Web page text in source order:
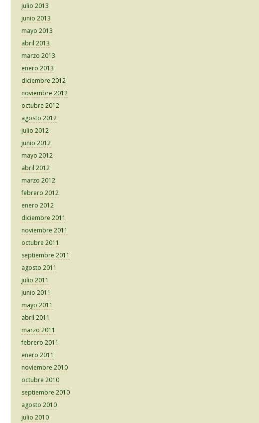
julio 2013
junio 2013
mayo 2013
abril 2013
marzo 2013
enero 2013
diciembre 2012
noviembre 2012
octubre 2012
agosto 2012
julio 2012
junio 2012
mayo 2012
abril 2012
marzo 2012
febrero 2012
enero 2012
diciembre 2011
noviembre 2011
octubre 2011
septiembre 2011
agosto 2011
julio 2011
junio 2011
mayo 2011
abril 2011
marzo 2011
febrero 2011
enero 2011
noviembre 2010
octubre 2010
septiembre 2010
agosto 2010
julio 2010